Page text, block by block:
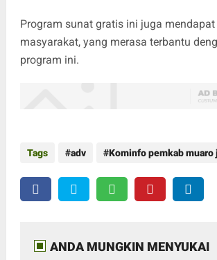
Program sunat gratis ini juga
masyarakat, yang merasa terbantu
program ini.
Tags adv Kominfo pemkab muaro
ANDA MUNGKIN MENYUKAI